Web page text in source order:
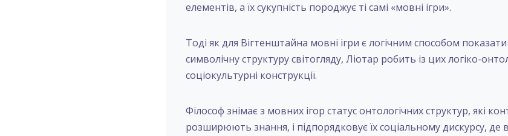
елементів, а їх сукупність породжує ті самі «мовні ігри».
Тоді як для Вігтенштайна мовні ігри є логічним способом показати
символічну структуру світогляду, Ліотар робить із цих логіко-
соціокультурні конструкції.
Філософ знімає з мовних ігор статус онтологічних структур, які
розширюють знання, і підпорядковує їх соціальному дискурсу,